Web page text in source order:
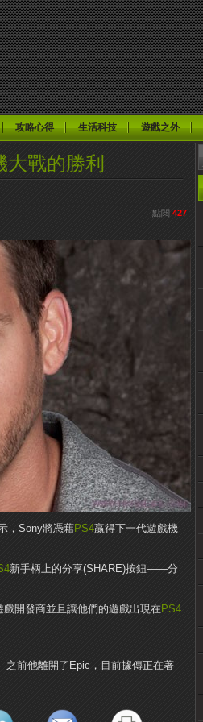
攻略心得 生活科技 遊戲之外
戰的勝利
點閱 427
，Sony將憑藉PS4贏得下一代遊戲機
新手柄上的分享(SHARE)按鈕——分
開發商並且讓他們的遊戲出現在PS4
之前他離開了Epic，目前據傳正在著